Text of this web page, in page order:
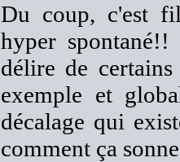
Du coup, c'est
hyper
délire de
exemple et
décalage qui
comment ça